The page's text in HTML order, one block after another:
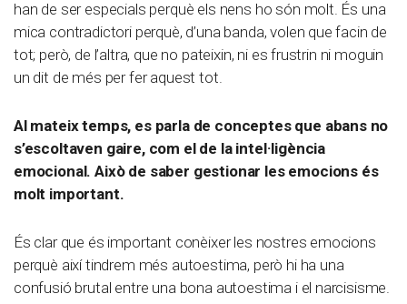
han de ser especials perquè els nens ho són molt. És una
mica contradictori perquè, d’una banda, volen que facin de
tot; però, de l’altra, que no pateixin, ni es frustrin ni moguin
un dit de més per fer aquest tot.
Al mateix temps, es parla de conceptes que abans no
s’escoltaven gaire, com el de la intel·ligència
emocional. Això de saber gestionar les emocions és
molt important.
És clar que és important conèixer les nostres emocions
perquè així tindrem més autoestima, però hi ha una
confusió brutal entre una bona autoestima i el narcisisme.